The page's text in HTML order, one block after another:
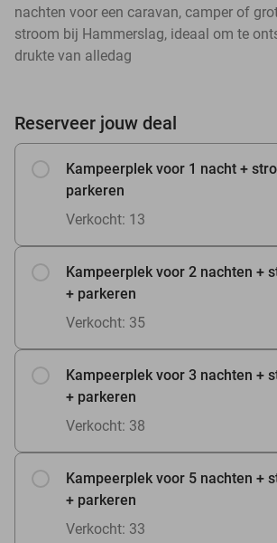
nachten voor een caravan, camper of
stroom bij Hammerslag, ideaal om te
drukte van alledag
Reserveer jouw deal
Kampeerplek voor 1 nacht +
parkeren
Verkocht: 13
Kampeerplek voor 2 nachten +
+ parkeren
Verkocht: 35
Kampeerplek voor 3 nachten +
+ parkeren
Verkocht: 38
Kampeerplek voor 5 nachten +
+ parkeren
Verkocht: 33